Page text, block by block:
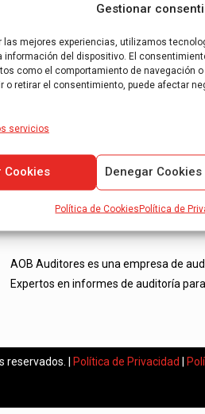
Gestionar
las mejores experiencias, utilizamos
información del dispositivo. El
como el comportamiento de navegación
o retirar el consentimiento, puede afectar
servicios
Cookies Denegar Cookies
Política de CookiesPolítica de
AOB Auditores es una empresa de
Expertos en informes de auditoría
| Política de Privacidad